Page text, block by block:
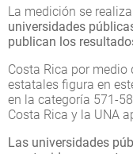
La medición se
universidades
publican los
Costa Rica por medio
estatales figura en
en la categoría 571-
Costa Rica y la UNA
Las universidades